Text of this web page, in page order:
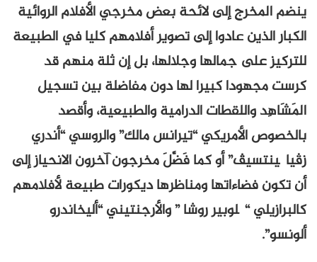
ينضم المخرج إلى لائحة بعض مخرجي الأفلام الروائية
الكبار الذين عادوا إلى تصوير أفلامهم كليا في الطبيعة
للتركيز على جمالها وجلالها، بل إن ثلة منهم قد
كرست مجهودا كبيرا لها دون مفاضلة بين تسجيل
المَشَاهِد واللقطات الدرامية والطبيعية، وأقصد
بالخصوص الأمريكي “تيرانس مالك” والروسي “أندري
زڤياگينتسيڤ” أو كما فَضَّلَ مخرجون آخرون الانحياز إلى
أن تكون فضاءاتها ومناظرها ديكورات طبيعة لأفلامهم
كالبرازيلي “گلوبير روشا ” والأرجنتيني “أليخاندرو
ألونسو”.